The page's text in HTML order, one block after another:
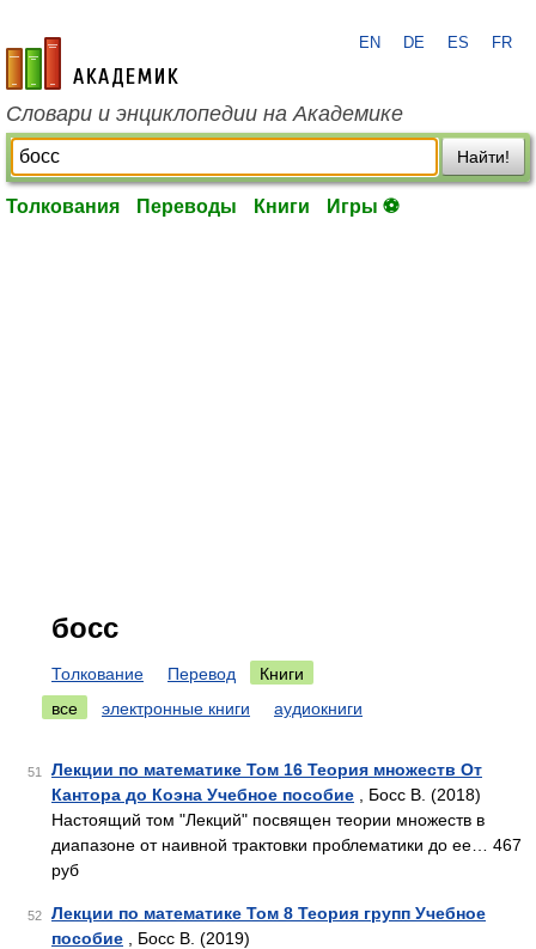
academic.ru
EN DE ES FR
Словари и энциклопедии на Академике
Найти!
Толкования Переводы Книги Игры ⚽
босс
Толкование Перевод
Книги
все
электронные книги аудиокниги
51
Лекции по математике Том 16 Теория множеств От
Кантора до Коэна Учебное пособие , Босс В. (2018)
Настоящий том "Лекций" посвящен теории множеств в
диапазоне от наивной трактовки проблематики до ее… 467
руб
52
Лекции по математике Том 8 Теория групп Учебное
пособие , Босс В. (2019)